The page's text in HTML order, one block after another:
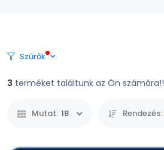
Szűrők
3 terméket találtunk az Ön számára!!
Mutat: 18 Rendezés: